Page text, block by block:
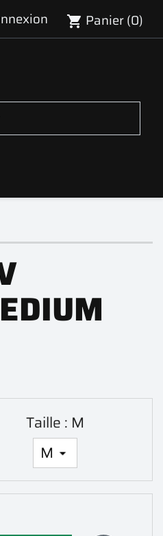
shopping_cart Panier(0)
Taille : M